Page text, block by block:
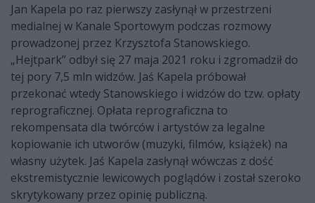
Jan Kapela po raz pierwszy zasłynął w przestrzeni
medialnej w Kanale Sportowym podczas rozmowy
prowadzonej przez Krzysztofa Stanowskiego.
„Hejtpark” odbył się 27 maja 2021 roku i zgromadził do
tej pory 7,5 mln widzów. Jaś Kapela próbował
przekonać wtedy Stanowskiego i widzów do tzw. opłaty
reprograficznej. Opłata reprograficzna to
rekompensata dla twórców i artystów za legalne
kopiowanie ich utworów (muzyki, filmów, książek) na
własny użytek. Jaś Kapela zasłynął wówczas z dość
ekstremistycznie lewicowych poglądów i został szeroko
skrytykowany przez opinię publiczną.